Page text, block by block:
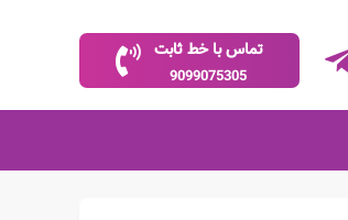
تماس با خط ثابت
9099075305